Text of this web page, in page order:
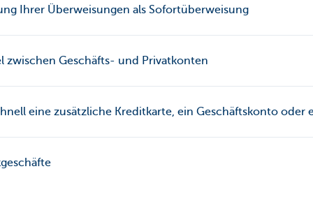
Ihrer Überweisungen als Sofortüberweisung
zwischen Geschäfts- und Privatkonten
eine zusätzliche Kreditkarte, ein Geschäftskonto oder